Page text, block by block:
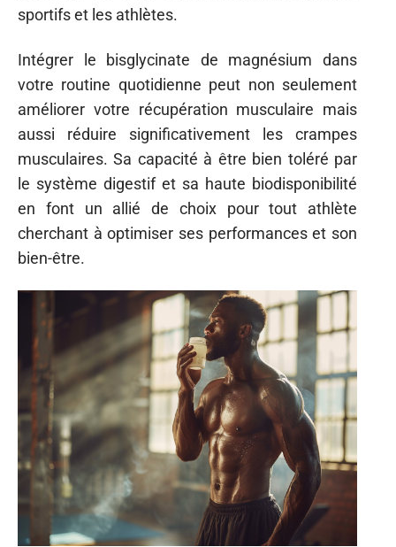
sportifs et les athlètes.
Intégrer le bisglycinate de magnésium dans
votre routine quotidienne peut non seulement
améliorer votre récupération musculaire mais
aussi réduire significativement les crampes
musculaires. Sa capacité à être bien toléré par
le système digestif et sa haute biodisponibilité
en font un allié de choix pour tout athlète
cherchant à optimiser ses performances et son
bien-être.